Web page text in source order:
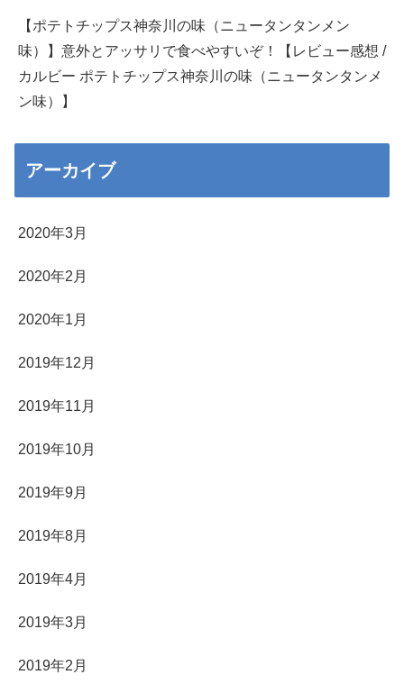
【ポテトチップス神奈川の味（ニュータンタンメン
味）】意外とアッサリで食べやすいぞ！【レビュー感想 /
カルビー ポテトチップス神奈川の味（ニュータンタンメ
ン味）】
アーカイブ
2020年3月
2020年2月
2020年1月
2019年12月
2019年11月
2019年10月
2019年9月
2019年8月
2019年4月
2019年3月
2019年2月